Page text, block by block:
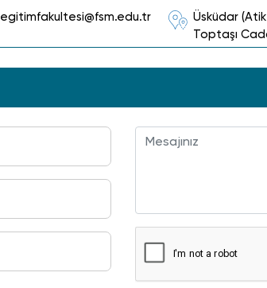
egitimfakultesi@fsm.edu.tr
Üsküdar
Toptaşı